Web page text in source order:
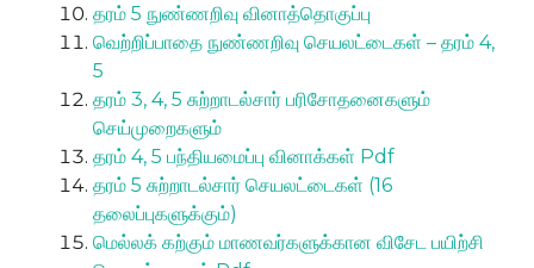
தரம் 5 நுண்ணறிவு வினாத்தொகுப்பு
வெற்றிப்பாதை நுண்ணறிவு செயலட்டைகள் – தரம் 4,
5
தரம் 3, 4, 5 சுற்றாடல்சார் பரிசோதனைகளும்
செய்முறைகளும்
தரம் 4, 5 பந்தியமைப்பு வினாக்கள் Pdf
தரம் 5 சுற்றாடல்சார் செயலட்டைகள் (16
தலைப்புகளுக்கும்)
மெல்லக் கற்கும் மாணவர்களுக்கான விசேட பயிற்சி